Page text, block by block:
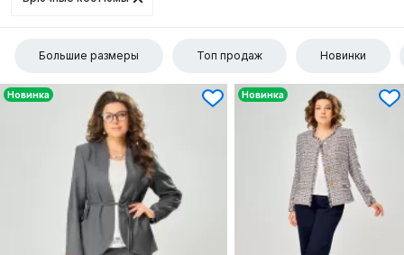
Большие размеры Топ продаж Новинки
Новинка Новинка